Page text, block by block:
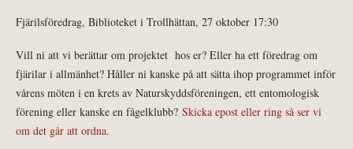
Fjärilsföredrag, Biblioteket i Trollhättan, 27 oktober 17:30
Vill ni att vi berättar om projektet hos er? Eller ha ett föredrag om
fjärilar i allmänhet? Håller ni kanske på att sätta ihop programmet inför
vårens möten i en krets av Naturskyddsföreningen, ett entomologisk
förening eller kanske en fågelklubb? Skicka epost eller ring så ser vi
om det går att ordna.